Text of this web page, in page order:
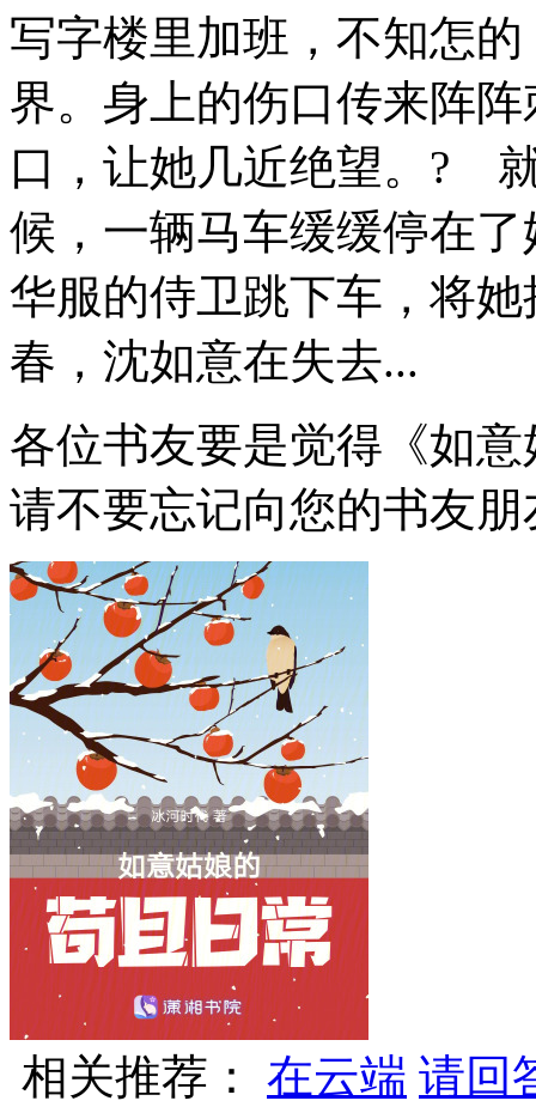
写字楼里加班，不知怎
界。身上的伤口传来阵
口，让她几近绝望。?
候，一辆马车缓缓停在
华服的侍卫跳下车，将
春，沈如意在失去...
各位书友要是觉得《如
请不要忘记向您的书友
相关推荐： 在云端 请回